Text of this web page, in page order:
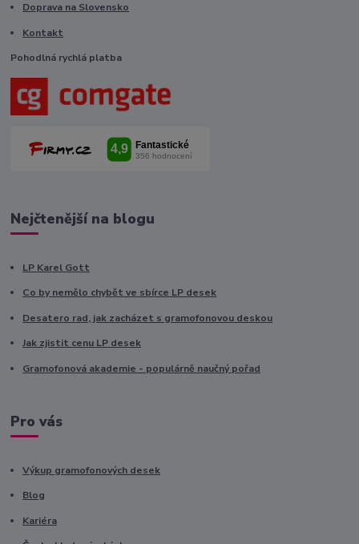
Doprava na Slovensko
Kontakt
Pohodlná rychlá platba
Nejčtenější na blogu
LP Karel Gott
Co by nemělo chybět ve sbírce LP desek
Desatero rad, jak zacházet s gramofonovou deskou
Jak zjistit cenu LP desek
Gramofonová akademie - populárně naučný pořad
Pro vás
Výkup gramofonových desek
Blog
Kariéra